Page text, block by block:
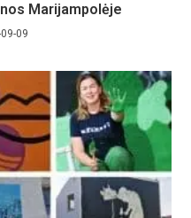
Marijampolėje
09